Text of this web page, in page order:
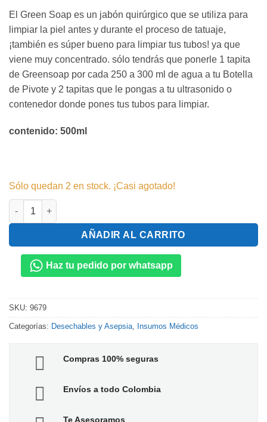
El Green Soap es un jabón quirúrgico que se utiliza para
limpiar la piel antes y durante el proceso de tatuaje,
¡también es súper bueno para limpiar tus tubos! ya que
viene muy concentrado. sólo tendrás que ponerle 1 tapita
de Greensoap por cada 250 a 300 ml de agua a tu Botella
de Pivote y 2 tapitas que le pongas a tu ultrasonido o
contenedor donde pones tus tubos para limpiar.
contenido: 500ml
Sólo quedan 2 en stock. ¡Casi agotado!
Green Soap cantidad
AÑADIR AL CARRITO
Haz tu pedido por whatsapp
SKU: 9679
Categorías: Desechables y Asepsia Insumos Médicos
Compras 100% seguras
Envíos a todo Colombia
Te Asesoramos